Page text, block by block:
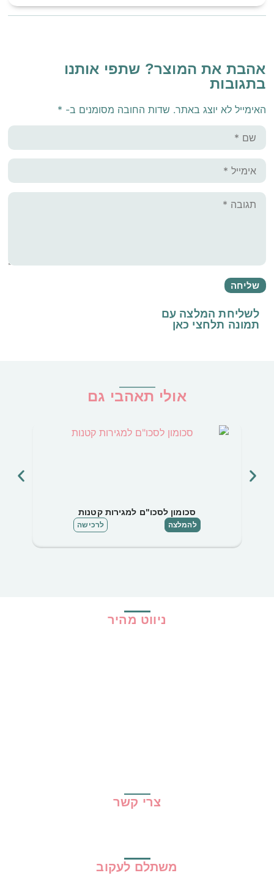
אהבת את המוצר? שתפי אותנו
בתגובות
האימייל לא יוצג באתר. שדות החובה מסומנים ב- *
לשליחת המלצה עם
תמונה תלחצי כאן
אולי תאהבי גם
סכומון לסכו"ם למגירות קטנות
להמלצה לרכישה
ניווט מהיר
צרי קשר
משתלם לעקוב